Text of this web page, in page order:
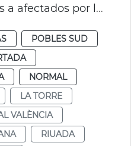
Reparto de bicicletas a afectados por la dana València
POBLES SUD
NORMAL
LA TORRE
VALÈNCIA
RIUADA